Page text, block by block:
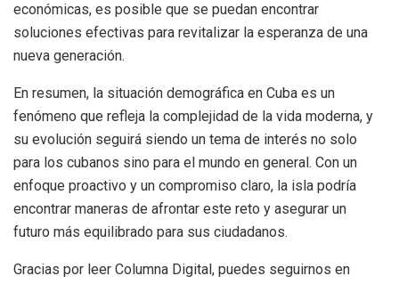
económicas, es posible que se puedan encontrar
soluciones efectivas para revitalizar la esperanza de una
nueva generación.
En resumen, la situación demográfica en Cuba es un
fenómeno que refleja la complejidad de la vida moderna, y
su evolución seguirá siendo un tema de interés no solo
para los cubanos sino para el mundo en general. Con un
enfoque proactivo y un compromiso claro, la isla podría
encontrar maneras de afrontar este reto y asegurar un
futuro más equilibrado para sus ciudadanos.
Gracias por leer Columna Digital, puedes seguirnos en